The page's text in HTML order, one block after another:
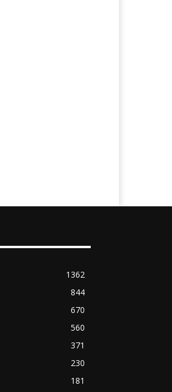
1362
844
670
560
371
230
181